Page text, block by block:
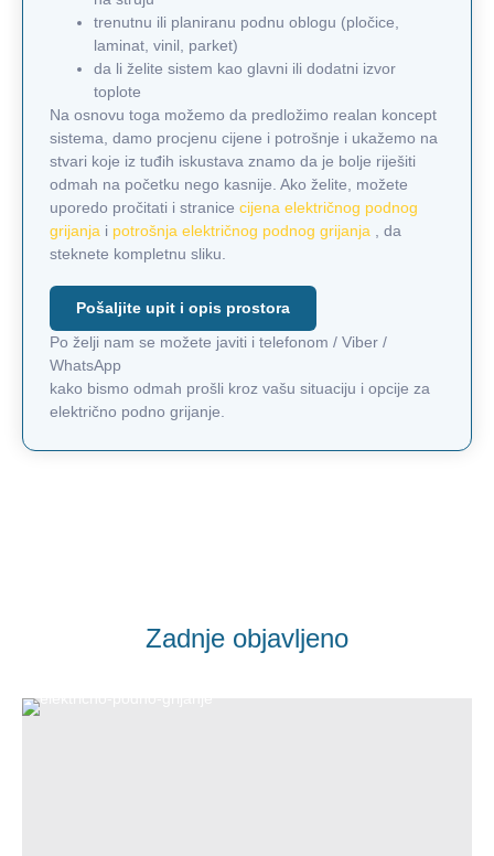
trenutnu ili planiranu podnu oblogu (pločice,
laminat, vinil, parket)
da li želite sistem kao glavni ili dodatni izvor
toplote
Na osnovu toga možemo da predložimo realan koncept
sistema, damo procjenu cijene i potrošnje i ukažemo na
stvari koje iz tuđih iskustava znamo da je bolje riješiti
odmah na početku nego kasnije. Ako želite, možete
uporedo pročitati i stranice cijena električnog podnog
grijanja i potrošnja električnog podnog grijanja , da
steknete kompletnu sliku.
Pošaljite upit i opis prostora
Po želji nam se možete javiti i telefonom / Viber /
WhatsApp
kako bismo odmah prošli kroz vašu situaciju i opcije za
električno podno grijanje.
Zadnje objavljeno